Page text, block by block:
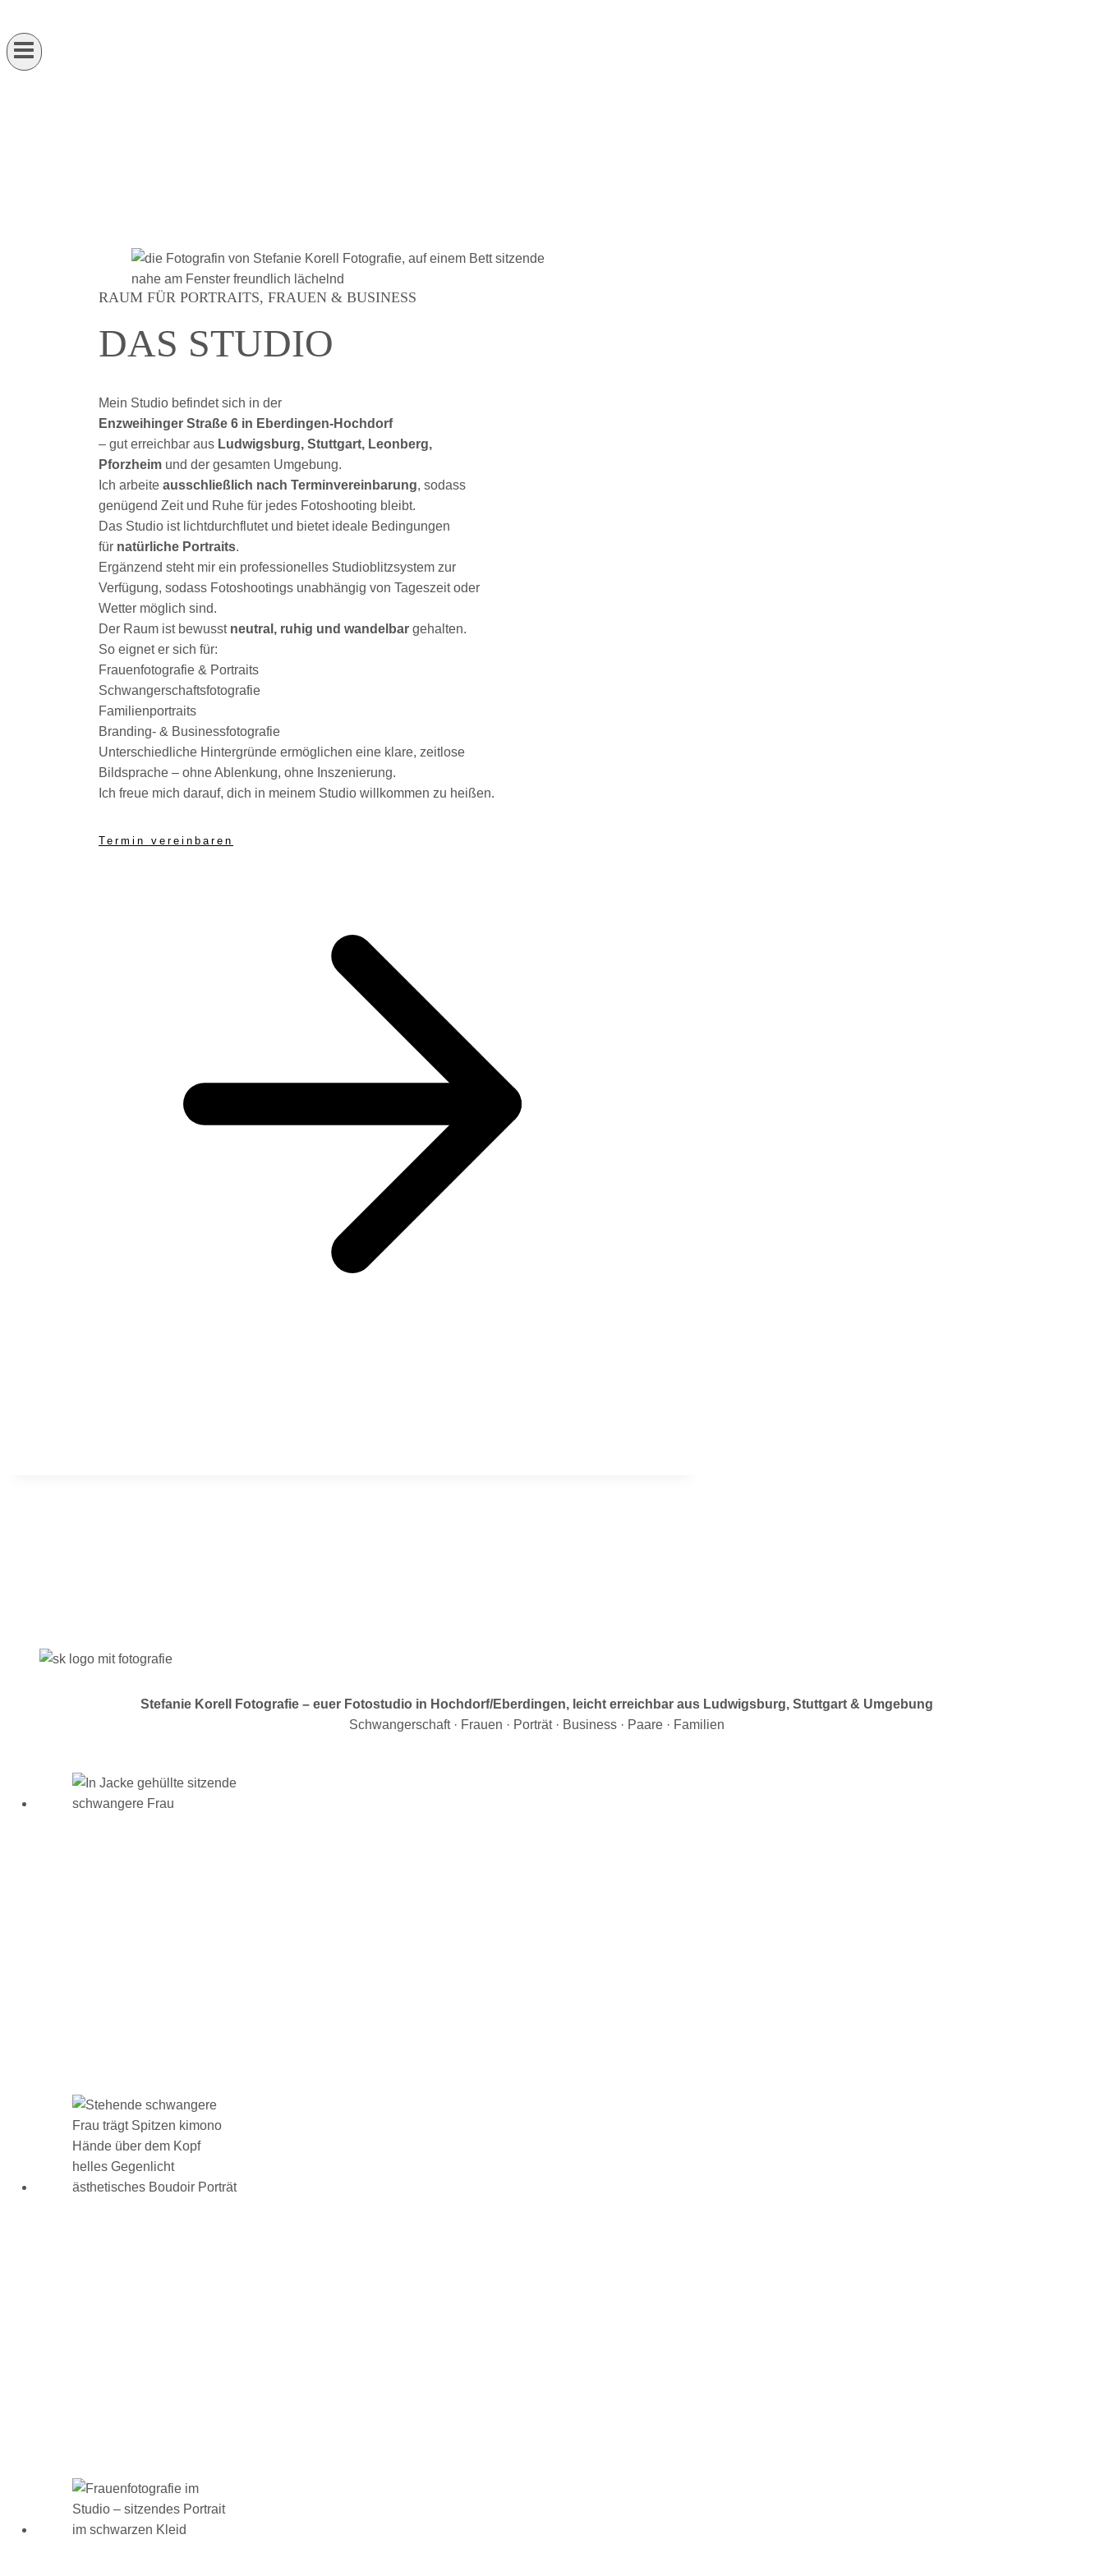
RAUM FÜR PORTRAITS, FRAUEN & BUSINESS
DAS STUDIO
Mein Studio befindet sich in der
Enzweihinger Straße 6 in Eberdingen-Hochdorf
– gut erreichbar aus Ludwigsburg, Stuttgart, Leonberg,
Pforzheim und der gesamten Umgebung.
Ich arbeite ausschließlich nach Terminvereinbarung, sodass
genügend Zeit und Ruhe für jedes Fotoshooting bleibt.
Das Studio ist lichtdurchflutet und bietet ideale Bedingungen
für natürliche Portraits.
Ergänzend steht mir ein professionelles Studioblitzsystem zur
Verfügung, sodass Fotoshootings unabhängig von Tageszeit oder
Wetter möglich sind.
Der Raum ist bewusst neutral, ruhig und wandelbar gehalten.
So eignet er sich für:
Frauenfotografie & Portraits
Schwangerschaftsfotografie
Familienportraits
Branding- & Businessfotografie
Unterschiedliche Hintergründe ermöglichen eine klare, zeitlose
Bildsprache – ohne Ablenkung, ohne Inszenierung.
Ich freue mich darauf, dich in meinem Studio willkommen zu heißen.
Termin vereinbaren
Stefanie Korell Fotografie – euer Fotostudio in Hochdorf/Eberdingen, leicht erreichbar aus Ludwigsburg, Stuttgart & Umgebung
Schwangerschaft · Frauen · Porträt · Business · Paare · Familien